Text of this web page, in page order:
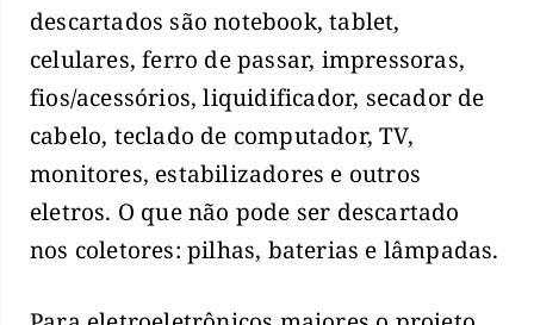
descartados são notebook, tablet,
celulares, ferro de passar, impressoras,
fios/acessórios, liquidificador, secador de
cabelo, teclado de computador, TV,
monitores, estabilizadores e outros
eletros. O que não pode ser descartado
nos coletores: pilhas, baterias e lâmpadas.